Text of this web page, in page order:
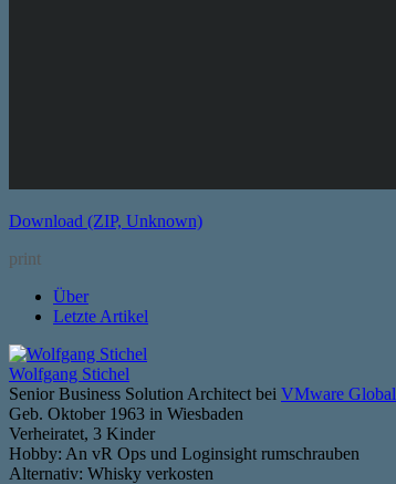
Download (ZIP, Unknown)
print
Über
Letzte Artikel
Wolfgang Stichel
Senior Business Solution Architect bei VMware Global
Geb. Oktober 1963 in Wiesbaden
Verheiratet, 3 Kinder
Hobby: An vR Ops und Loginsight rumschrauben
Alternativ: Whisky verkosten